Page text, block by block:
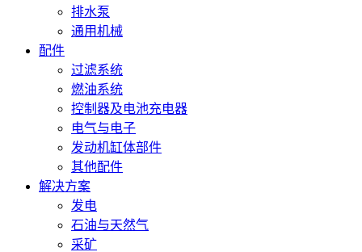
排水泵
通用机械
配件
过滤系统
燃油系统
控制器及电池充电器
电气与电子
发动机缸体部件
其他配件
解决方案
发电
石油与天然气
采矿